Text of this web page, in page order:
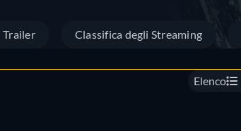
Trailer Classifica degli Streaming
Elenco